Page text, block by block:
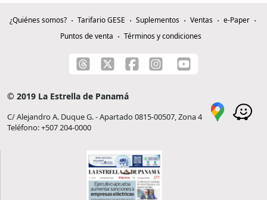
¿Quiénes somos? Tarifario GESE Suplementos Ventas
e-Paper
Puntos de venta
Términos y condiciones
© 2019 La Estrella de Panamá
C/ Alejandro A. Duque G. - Apartado 0815-00507, Zona 4
Teléfono: +507 204-0000